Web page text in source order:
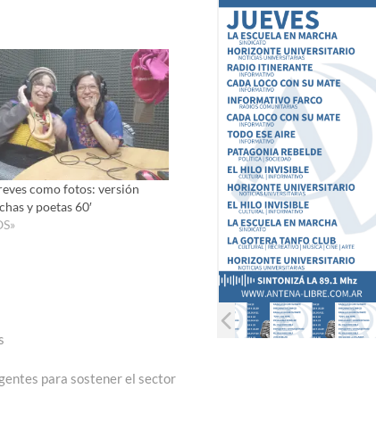
aumentar
o
disminuir
el
volumen.
como fotos: versión
y poetas 60′
para sostener el sector